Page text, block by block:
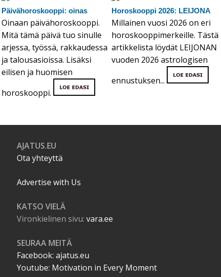
Päivähoroskooppi: oinas
Oinaan päivähoroskooppi.
Mitä tämä päivä tuo sinulle
arjessa, työssä, rakkaudessa
ja talousasioissa. Lisäksi
eilisen ja huomisen
horoskooppi.
Horoskooppi 2026: LEIJONA
Millainen vuosi 2026 on eri
horoskooppimerkeille. Tästä
artikkelista löydät LEIJONAN
vuoden 2026 astrologisen
ennustuksen...
AJATUS.EU
Ota yhteyttä
Advertise with Us
KATSO VIELÄ
Vironkielinen sivu:vara.ee
SEURAA MEITÄ
Facebook: ajatus.eu
Youtube: Motivation in Every Moment